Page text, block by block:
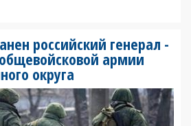
российский генерал -
армии
округа